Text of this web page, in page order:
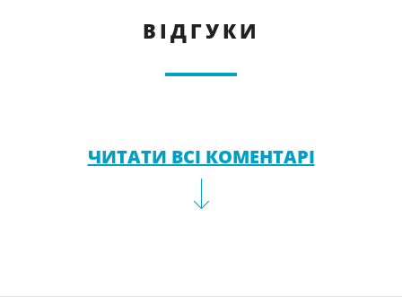
ВІДГУКИ
ЧИТАТИ ВСІ КОМЕНТАРІ